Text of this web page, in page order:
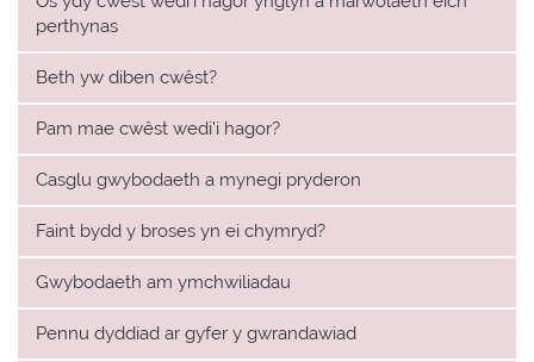
perthynas
Beth yw diben cwêst?
Pam mae cwêst wedi'i hagor?
Casglu gwybodaeth a mynegi pryderon
Faint bydd y broses yn ei chymryd?
Gwybodaeth am ymchwiliadau
Pennu dyddiad ar gyfer y gwrandawiad